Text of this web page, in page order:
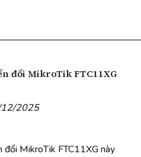
đổi MikroTik FTC11XG
2025
đổi MikroTik FTC11XG này